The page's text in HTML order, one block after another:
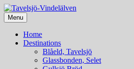
Tavelsjö-Vindelälven
Menu
Home
Destinations
Blåeld, Tavelsjö
Glassbonden, Selet